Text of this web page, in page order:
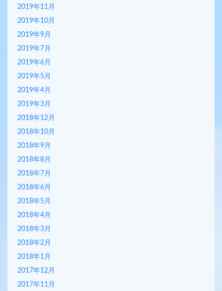
2019年11月
2019年10月
2019年9月
2019年7月
2019年6月
2019年5月
2019年4月
2019年3月
2018年12月
2018年10月
2018年9月
2018年8月
2018年7月
2018年6月
2018年5月
2018年4月
2018年3月
2018年2月
2018年1月
2017年12月
2017年11月